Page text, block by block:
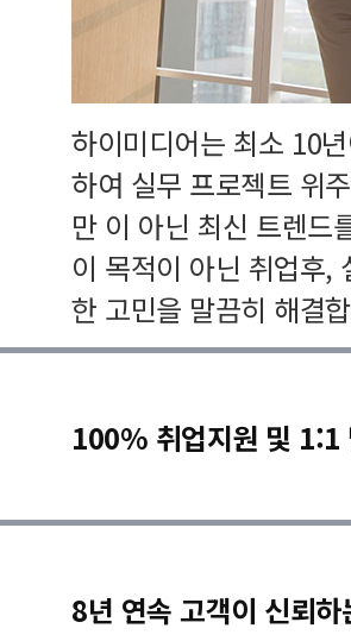
하이미디어는 최소 10
하여 실무 프로젝트 위
만 이 아닌 최신 트렌드
이 목적이 아닌 취업후,
한 고민을 말끔히 해결
100% 취업지원 및 1:1
8년 연속 고객이 신뢰